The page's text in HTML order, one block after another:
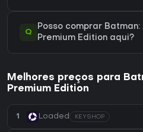
Q
Posso comprar Batman:
Premium Edition aqui?
Melhores preços para
Premium Edition
1 Loaded KEYSHOP